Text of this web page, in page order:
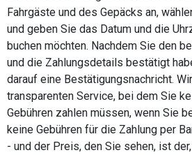
Fahrgäste und des Gepäcks an,
und geben Sie das Datum und die
buchen möchten. Nachdem Sie den
und die Zahlungsdetails bestätigt
darauf eine Bestätigungsnachricht.
transparenten Service, bei dem Sie
Gebühren zahlen müssen, wenn Sie
keine Gebühren für die Zahlung per
- und der Preis, den Sie sehen, ist